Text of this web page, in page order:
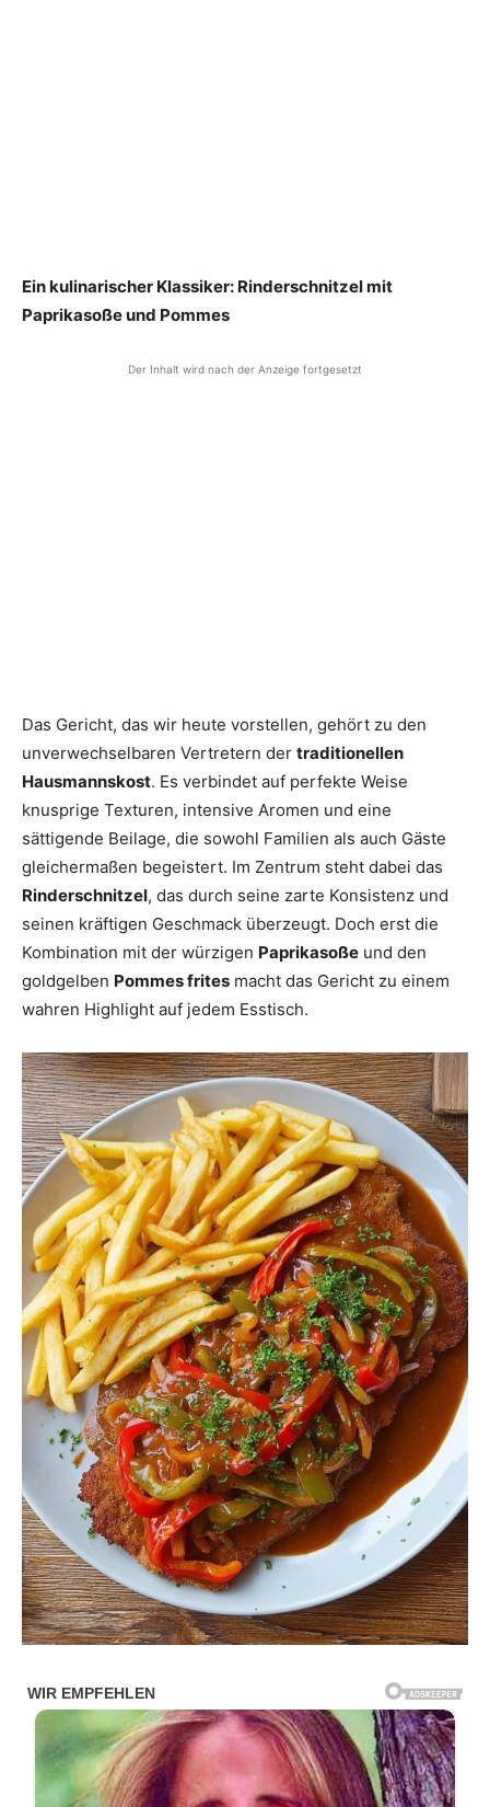
Ein kulinarischer Klassiker: Rinderschnitzel mit
Paprikasoße und Pommes
Der Inhalt wird nach der Anzeige fortgesetzt
Das Gericht, das wir heute vorstellen, gehört zu den
unverwechselbaren Vertretern der traditionellen
Hausmannskost. Es verbindet auf perfekte Weise
knusprige Texturen, intensive Aromen und eine
sättigende Beilage, die sowohl Familien als auch Gäste
gleichermaßen begeistert. Im Zentrum steht dabei das
Rinderschnitzel, das durch seine zarte Konsistenz und
seinen kräftigen Geschmack überzeugt. Doch erst die
Kombination mit der würzigen Paprikasoße und den
goldgelben Pommes frites macht das Gericht zu einem
wahren Highlight auf jedem Esstisch.